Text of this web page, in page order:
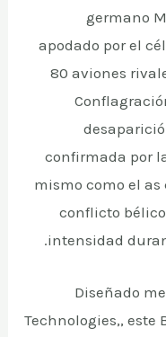
germano
apodado por el
80 aviones
confirmada por
mismo como el as
conflicto
intensidad
Diseñado
Technologies,, este